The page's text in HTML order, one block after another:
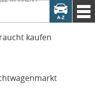
kaufen